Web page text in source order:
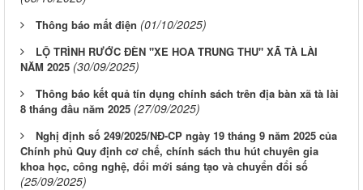
Thông báo mất điện (01/10/2025)
LỘ TRÌNH RƯỚC ĐÈN "XE HOA TRUNG THU" XÃ TÀ LÀI
NĂM 2025 (30/09/2025)
Thông báo kết quả tín dụng chính sách trên địa bàn xã tà lài
8 tháng đầu năm 2025 (27/09/2025)
Nghị định số 249/2025/NĐ-CP ngày 19 tháng 9 năm 2025 của
Chính phủ Quy định cơ chế, chính sách thu hút chuyên gia
khoa học, công nghệ, đổi mới sáng tạo và chuyển đổi số
(25/09/2025)